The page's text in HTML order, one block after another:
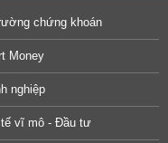
chứng khoán
Money
nghiệp
tế vĩ mô - Đầu tư